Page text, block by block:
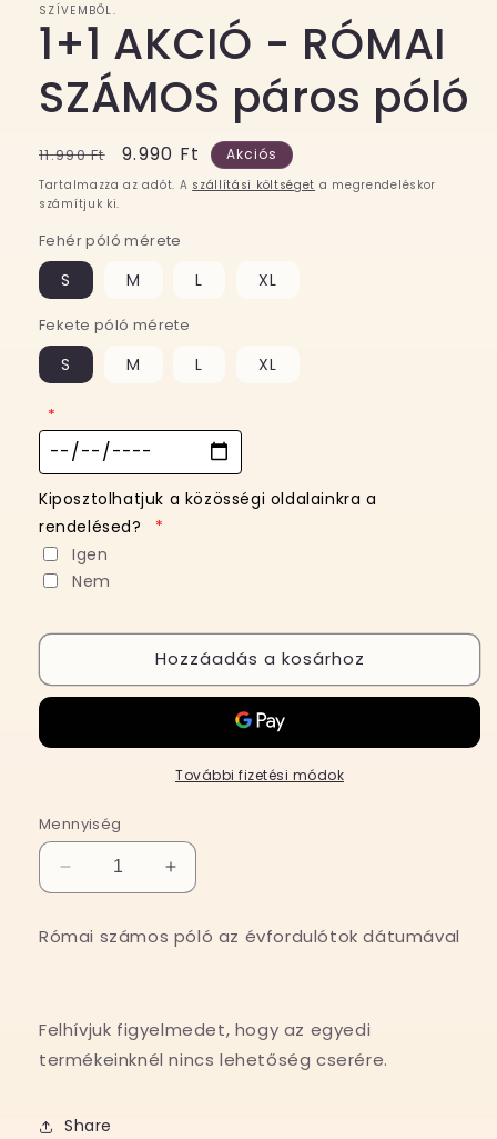
SZÍVEMBŐL.
1+1 AKCIÓ - RÓMAI
SZÁMOS páros póló
Normál
ár
11.990 Ft
Akciós
ár
9.990 Ft Akciós
Tartalmazza az adót. A szállítási költséget a megrendeléskor
számítjuk ki.
Fehér póló mérete
S M L XL
Fekete póló mérete
S M L XL
*
Kiposztolhatjuk a közösségi oldalainkra a
rendelésed?
*
Igen
Nem
Hozzáadás a kosárhoz
További fizetési módok
Mennyiség
AKCIÓ
RÓMAI
mennyiségének
csökkentése
1+1
AKCIÓ
RÓMAI
mennyiségének
növelése
Római számos póló az évfordulótok dátumával
Felhívjuk figyelmedet, hogy az egyedi
termékeinknél nincs lehetőség cserére.
Share